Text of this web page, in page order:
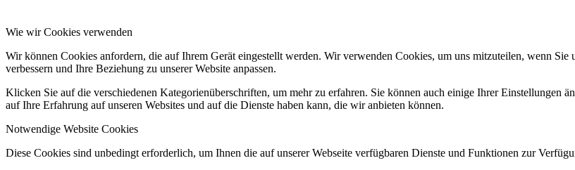
Wie wir Cookies verwenden
Wir können Cookies anfordern, die auf Ihrem Gerät eingestellt werden. Wir verwenden Cookies, um uns mitzuteilen, wenn Sie
verbessern und Ihre Beziehung zu unserer Website anpassen.
Klicken Sie auf die verschiedenen Kategorienüberschriften, um mehr zu erfahren. Sie können auch einige Ihrer Einstellungen
auf Ihre Erfahrung auf unseren Websites und auf die Dienste haben kann, die wir anbieten können.
Notwendige Website Cookies
Diese Cookies sind unbedingt erforderlich, um Ihnen die auf unserer Webseite verfügbaren Dienste und Funktionen zur